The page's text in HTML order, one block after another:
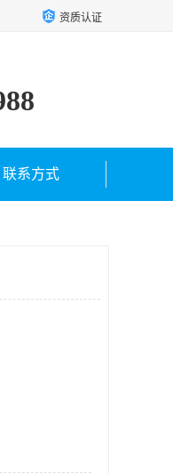
资质认证
联系方式